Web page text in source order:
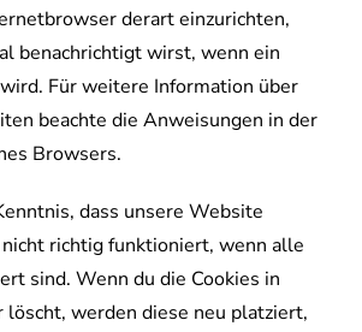
derart einzurichten,
benachrichtigt wirst, wenn ein
Für weitere Information über
beachte die Anweisungen in der
Browsers.
dass unsere Website
richtig funktioniert, wenn alle
sind. Wenn du die Cookies in
werden diese neu platziert,